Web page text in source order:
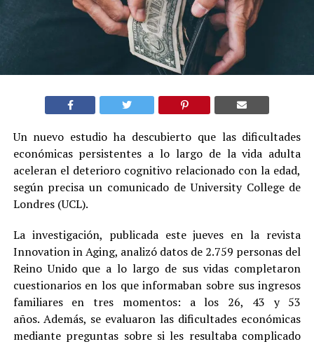
Un nuevo estudio ha descubierto que las dificultades
económicas persistentes a lo largo de la vida adulta
aceleran el deterioro cognitivo relacionado con la edad,
según precisa un comunicado de University College de
Londres (UCL).
La investigación, publicada este jueves en la revista
Innovation in Aging, analizó datos de 2.759 personas del
Reino Unido que a lo largo de sus vidas completaron
cuestionarios en los que informaban sobre sus ingresos
familiares en tres momentos: a los 26, 43 y 53
años. Además, se evaluaron las dificultades económicas
mediante preguntas sobre si les resultaba complicado